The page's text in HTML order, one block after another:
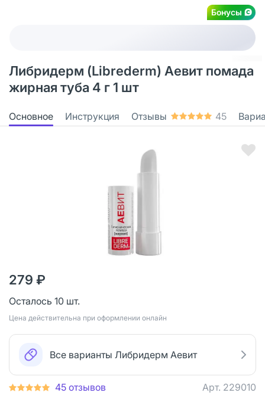
Бонусы
Либридерм (Librederm) Аевит помада
жирная туба 4 г 1 шт
Основное Инструкция Отзывы 45
279 ₽
Осталось 10 шт.
Цена действительна при оформлении онлайн
Все варианты Либридерм Аевит
45 отзывов Арт. 229010